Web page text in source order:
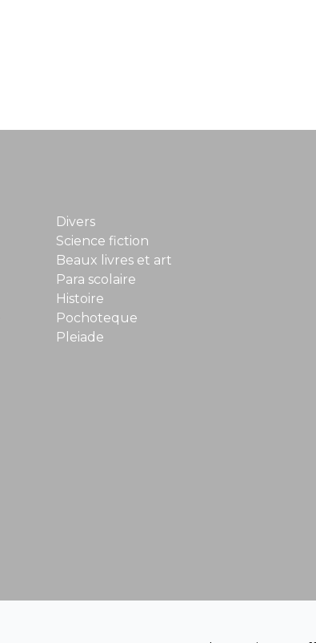
Divers
Science fiction
Beaux livres et art
Para scolaire
Histoire
Pochoteque
Pleiade